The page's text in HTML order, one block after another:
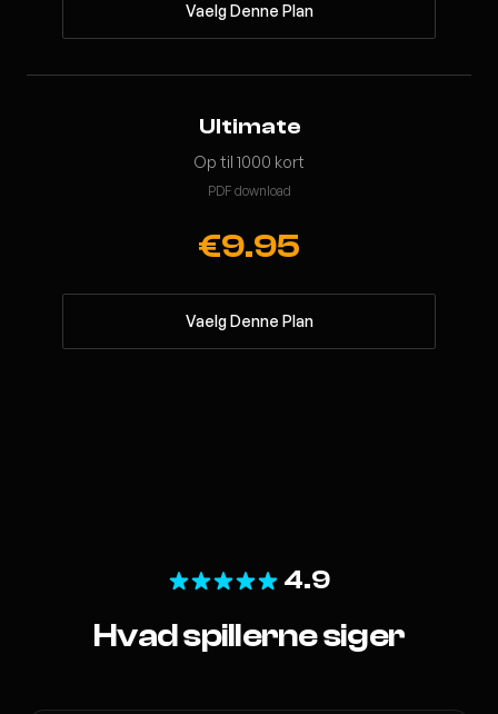
Vaelg Denne Plan
Ultimate
Op til 1000 kort
PDF download
€9.95
Vaelg Denne Plan
4.9
Hvad spillerne siger